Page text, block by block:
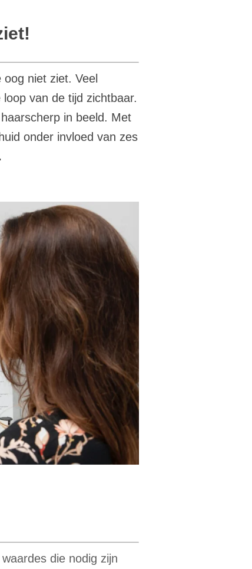
niet ziet. Veel
van de tijd zichtbaar.
in beeld. Met
onder invloed van zes
die nodig zijn